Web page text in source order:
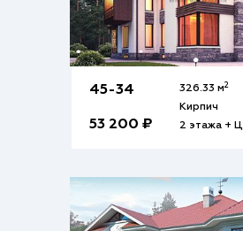
45-34
53 200 ₽
326.33 м2
Кирпич
2 этажа + Ц